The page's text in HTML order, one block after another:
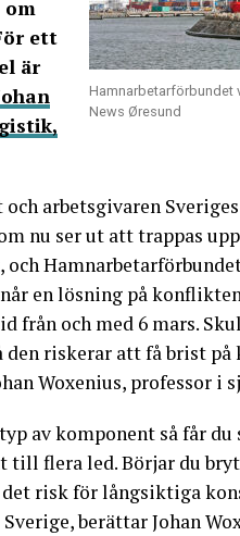
Hamnarbetarförbundet
News Øresund
om
ett
är
arbetsgivaren
nu ser ut att trappas
en lösning på
från och med 6 mars.
riskerar att få brist på
Woxenius, professor i
av komponent så får
flera led. Börjar du
risk för långsiktiga
berättar Johan